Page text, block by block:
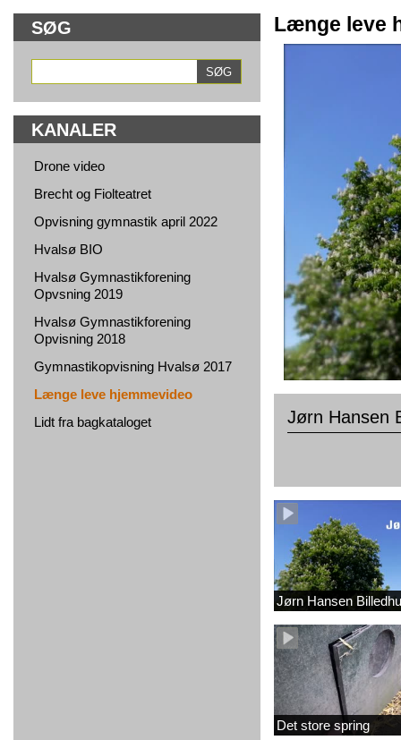
SØG
KANALER
Drone video
Brecht og Fiolteatret
Opvisning gymnastik april 2022
Hvalsø BIO
Hvalsø Gymnastikforening
Opvsning 2019
Hvalsø Gymnastikforening
Opvisning 2018
Gymnastikopvisning Hvalsø 2017
Længe leve hjemmevideo
Lidt fra bagkataloget
Længe leve
Jørn Hansen
Jørn Hansen
Det store spring